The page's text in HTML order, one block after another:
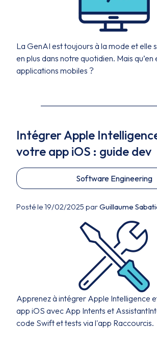
La GenAI est toujours à la mode et elle
en plus dans notre quotidien. Mais qu’en
applications mobiles ?
Intégrer Apple
votre app iOS : guide dev
Software Engineering
Posté le 19/02/2025 parGuillaume
Apprenez à intégrer Apple Intelligence
app iOS avec App Intents et
code Swift et tests via l'app Raccourcis.